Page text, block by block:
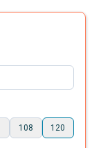
108 120